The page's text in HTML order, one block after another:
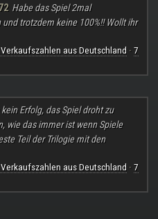
Habe das Spiel 2mal
trotzdem keine 100%!! Wollt ihr
aus Deutschland · 7
Erfolg, das Spiel droht zu
wie das immer ist wenn Spiele
Teil der Trilogie mit den
aus Deutschland · 7